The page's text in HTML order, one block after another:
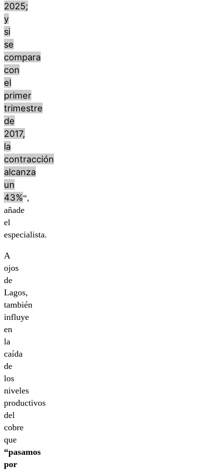
2025;
y
si
se
compara
con
el
primer
trimestre
de
2017,
la
contracción
alcanza
un
43%“,
añade
el
especialista.
A
ojos
de
Lagos,
también
influye
en
la
caída
de
los
niveles
productivos
del
cobre
que
“pasamos
por